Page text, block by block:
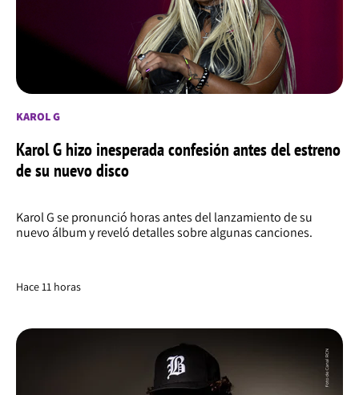
KAROL G
Karol G hizo inesperada confesión antes del estreno
de su nuevo disco
Karol G se pronunció horas antes del lanzamiento de su
nuevo álbum y reveló detalles sobre algunas canciones.
Hace 11 horas